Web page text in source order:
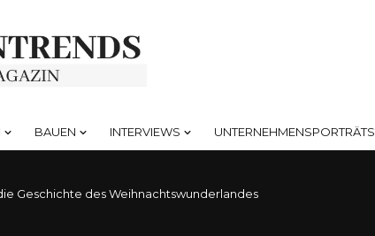
BAUEN INTERVIEWS UNTERNEHMENSPORTRÄTS
Geschichte des Weihnachtswunderlandes